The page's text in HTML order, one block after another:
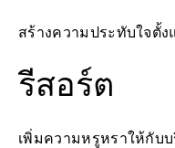
สร้างความประทับใจตั้
รีสอร์ต
เพิ่มความหรูหราให้กับบ